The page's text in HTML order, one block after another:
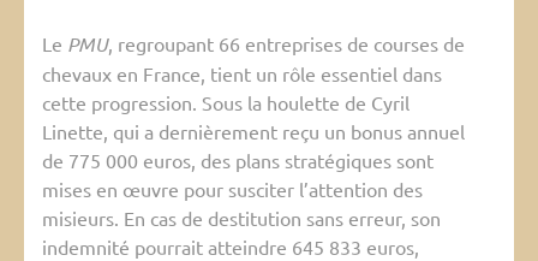
Le PMU, regroupant 66 entreprises de courses de
chevaux en France, tient un rôle essentiel dans
cette progression. Sous la houlette de Cyril
Linette, qui a dernièrement reçu un bonus annuel
de 775 000 euros, des plans stratégiques sont
mises en œuvre pour susciter l’attention des
misieurs. En cas de destitution sans erreur, son
indemnité pourrait atteindre 645 833 euros,